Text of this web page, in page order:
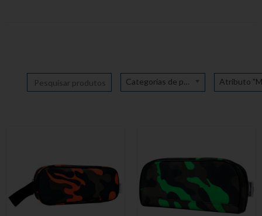
Categorias de produto